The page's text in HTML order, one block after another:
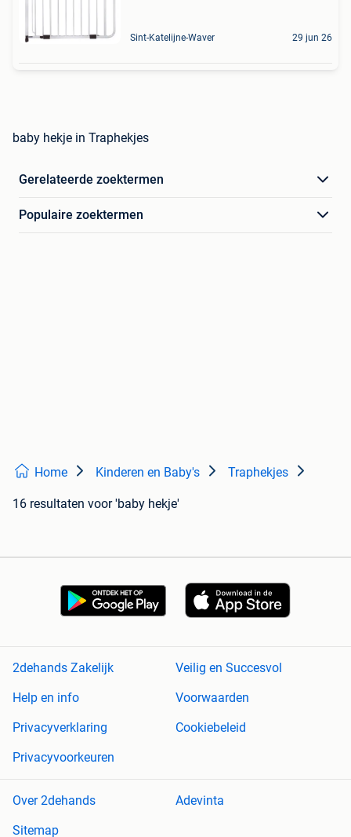
Sint-Katelijne-Waver 29 jun 26
baby hekje in Traphekjes
Gerelateerde zoektermen
Populaire zoektermen
Home Kinderen en Baby's Traphekjes
16 resultaten voor 'baby hekje'
2dehands Zakelijk
Veilig en Succesvol
Help en info
Voorwaarden
Privacyverklaring
Cookiebeleid
Privacyvoorkeuren
Over 2dehands
Adevinta
Sitemap